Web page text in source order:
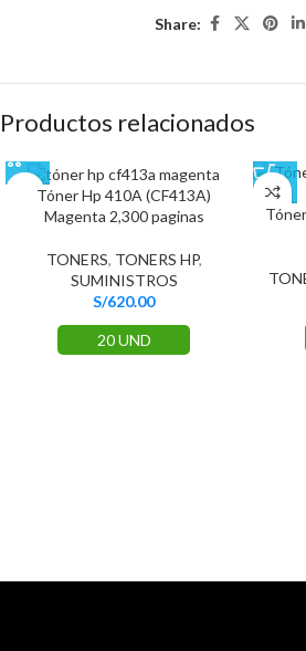
Share:
Productos relacionados
Tóner Hp 410A (CF413A)
Magenta 2,300 paginas
TONERS, TONERS HP,
SUMINISTROS
S/620.00
20 UND